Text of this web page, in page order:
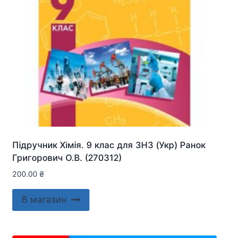
Підручник Хімія. 9 клас для ЗНЗ (Укр) Ранок
Григорович О.В. (270312)
200.00 ₴
В магазин